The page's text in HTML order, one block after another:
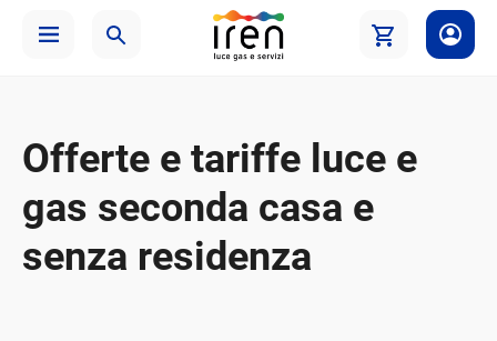
Offerte e tariffe luce e
gas seconda casa e
senza residenza